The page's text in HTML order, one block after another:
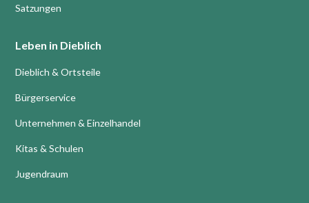
Satzungen
Leben in Dieblich
Dieblich & Ortsteile
Bürgerservice
Unternehmen & Einzelhandel
Kitas & Schulen
Jugendraum